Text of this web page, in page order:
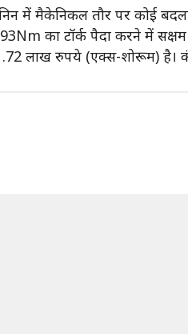
में मैकेनिकल तौर पर कोई
का टॉर्क पैदा करने में
1.72 लाख रुपये (एक्स-शोरूम)